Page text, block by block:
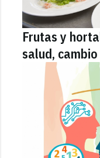
Frutas y
salud,